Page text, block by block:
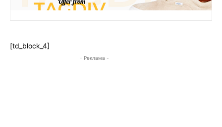
[td_block_4]
- Реклама -